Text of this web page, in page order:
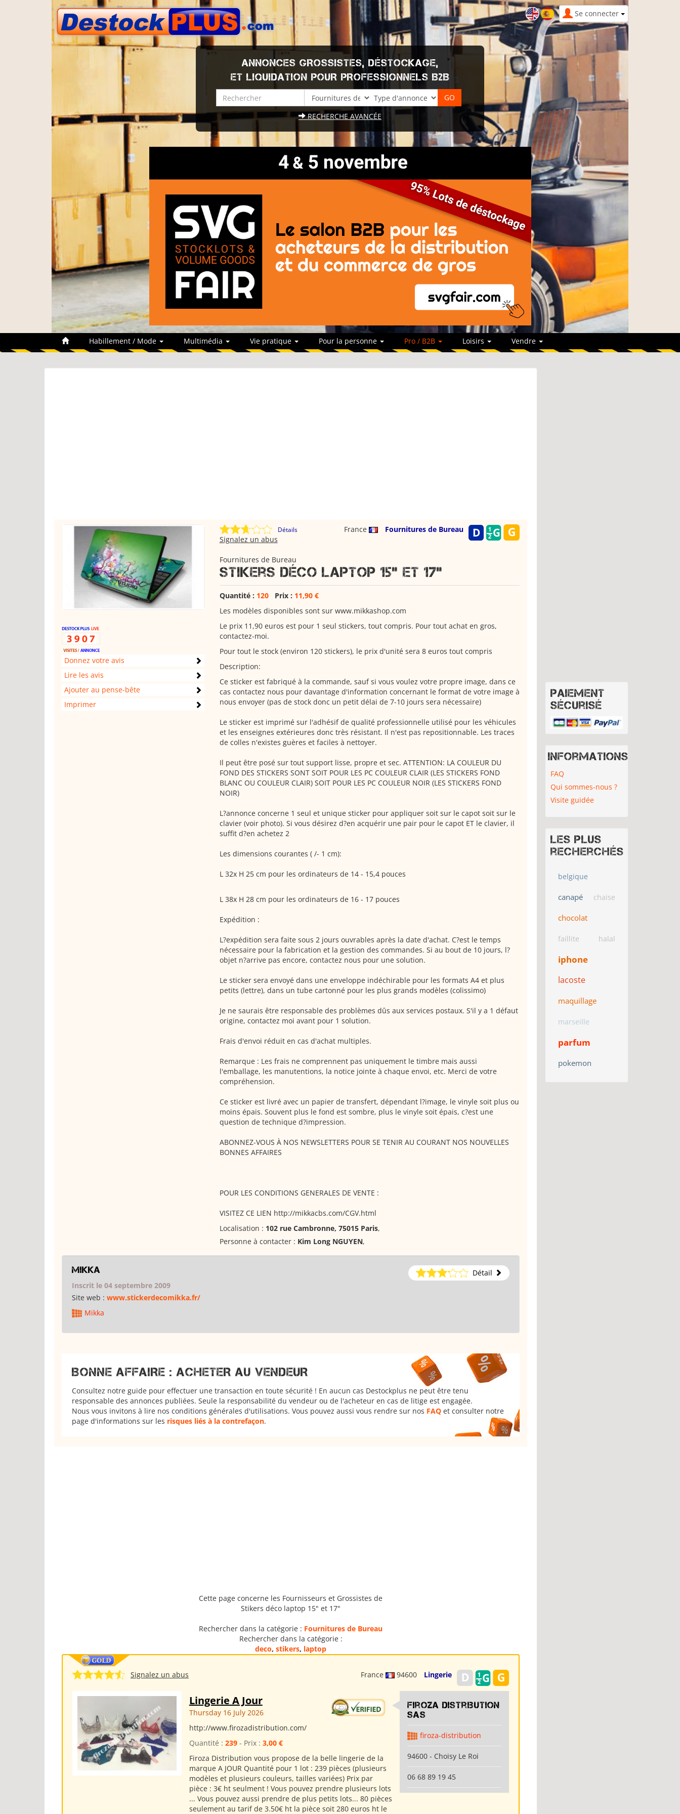
Se connecter
ANNONCES GROSSISTES, DÉSTOCKAGE,
ET LIQUIDATION POUR PROFESSIONNELS B2B
RECHERCHE AVANCÉE
Habillement / Mode Multimédia Vie pratique Pour la personne Pro / B2B Loisirs Vendre
Donnez votre avis
Lire les avis
Ajouter au pense-bête
Imprimer
Détails France
Fournitures de Bureau
Signalez un abus
Fournitures de Bureau
Stikers déco laptop 15" et 17"
Quantité : 120Prix : 11,90 €
Les modèles disponibles sont sur www.mikkashop.com
Le prix 11,90 euros est pour 1 seul stickers, tout compris. Pour tout achat en gros,
contactez-moi.
Pour tout le stock (environ 120 stickers), le prix d'unité sera 8 euros tout compris
Description:
Ce sticker est fabriqué à la commande, sauf si vous voulez votre propre image, dans ce
cas contactez nous pour davantage d'information concernant le format de votre image à
nous envoyer (pas de stock donc un petit délai de 7-10 jours sera nécessaire)
Le sticker est imprimé sur l'adhésif de qualité professionnelle utilisé pour les véhicules
et les enseignes extérieures donc très résistant. Il n'est pas repositionnable. Les traces
de colles n'existes guères et faciles à nettoyer.
Il peut être posé sur tout support lisse, propre et sec. ATTENTION: LA COULEUR DU
FOND DES STICKERS SONT SOIT POUR LES PC COULEUR CLAIR (LES STICKERS FOND
BLANC OU COULEUR CLAIR) SOIT POUR LES PC COULEUR NOIR (LES STICKERS FOND
NOIR)
L?annonce concerne 1 seul et unique sticker pour appliquer soit sur le capot soit sur le
clavier (voir photo). Si vous désirez d?en acquérir une pair pour le capot ET le clavier, il
suffit d?en achetez 2
Les dimensions courantes ( /- 1 cm):
L 32x H 25 cm pour les ordinateurs de 14 - 15,4 pouces
L 38x H 28 cm pour les ordinateurs de 16 - 17 pouces
Expédition :
L?expédition sera faite sous 2 jours ouvrables après la date d'achat. C?est le temps
nécessaire pour la fabrication et la gestion des commandes. Si au bout de 10 jours, l?
objet n?arrive pas encore, contactez nous pour une solution.
Le sticker sera envoyé dans une enveloppe indéchirable pour les formats A4 et plus
petits (lettre), dans un tube cartonné pour les plus grands modèles (colissimo)
Je ne saurais être responsable des problèmes dûs aux services postaux. S'il y a 1 défaut
origine, contactez moi avant pour 1 solution.
Frais d'envoi réduit en cas d'achat multiples.
Remarque : Les frais ne comprennent pas uniquement le timbre mais aussi
l'emballage, les manutentions, la notice jointe à chaque envoi, etc. Merci de votre
compréhension.
Ce sticker est livré avec un papier de transfert, dépendant l?image, le vinyle soit plus ou
moins épais. Souvent plus le fond est sombre, plus le vinyle soit épais, c?est une
question de technique d?impression.
ABONNEZ-VOUS À NOS NEWSLETTERS POUR SE TENIR AU COURANT NOS NOUVELLES
BONNES AFFAIRES
POUR LES CONDITIONS GENERALES DE VENTE :
VISITEZ CE LIEN http://mikkacbs.com/CGV.html
Localisation : 102 rue Cambronne, 75015 Paris,
Personne à contacter : Kim Long NGUYEN,
Mikka
Détail
Inscrit le 04 septembre 2009
Site web : www.stickerdecomikka.fr/
Mikka
BONNE AFFAIRE : ACHETER AU VENDEUR
Consultez notre guide pour effectuer une transaction en toute sécurité ! En aucun cas Destockplus ne peut être tenu
responsable des annonces publiées. Seule la responsabilité du vendeur ou de l'acheteur en cas de litige est engagée.
Nous vous invitons à lire nos conditions générales d'utilisations. Vous pouvez aussi vous rendre sur nos FAQ et consulter notre
page d'informations sur les risques liés à la contrefaçon.
Cette page concerne les Fournisseurs et Grossistes de
Stikers déco laptop 15" et 17"
Rechercher dans la catégorie : Fournitures de Bureau
Rechercher dans la catégorie :
deco, stikers, laptop
France 94600 Lingerie
Signalez un abus
Lingerie A Jour
Thursday 16 July 2026
http://www.firozadistribution.com/
Quantité : 239- Prix : 3,00 €
Firoza Distribution vous propose de la belle lingerie de la
marque A JOUR Quantité pour 1 lot : 239 pièces (plusieurs
modèles et plusieurs couleurs, tailles variées) Prix par
pièce : 3€ ht seulment ! Vous pouvez prendre plusieurs lots
... Vous pouvez aussi prendre de plus petits lots... 80 pièces
seulement au tarif de 3.50€ ht la pièce soit 280 euros ht le
Firoza Distribution
SAS
firoza-distribution
94600 - Choisy Le Roi
06 68 89 19 45
Paiement
sécurisé
Informations
FAQ
Qui sommes-nous ?
Visite guidée
Les plus
recherchés
belgique
canapé chaise
chocolat
faillite halal
iphone
lacoste
maquillage
marseille
parfum
pokemon